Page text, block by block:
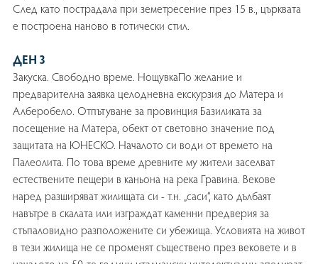
След като пострадала при земетресение през 15 в., църквата
е построена наново в готически стил.
ДЕН 3
Закуска. Свободно време. НощувкаПо желание и
предварителна заявка целодневна екскурзия до Матера и
Алберобело. Отпътуване за провинция Базиликата за
посещение на Матера, обект от световно значение под
защитата на ЮНЕСКО. Началото си води от времето на
Палеолита. По това време древните му жители заселват
естествените пещери в каньона на река Гравина. Векове
наред разширяват жилищата си - т.н. „саси“, като дълбаят
навътре в скалата или изграждат каменни предверия за
стъпаловидно разположените си убежища. Условията на живот
в тези жилища не се променят съществено през вековете и в